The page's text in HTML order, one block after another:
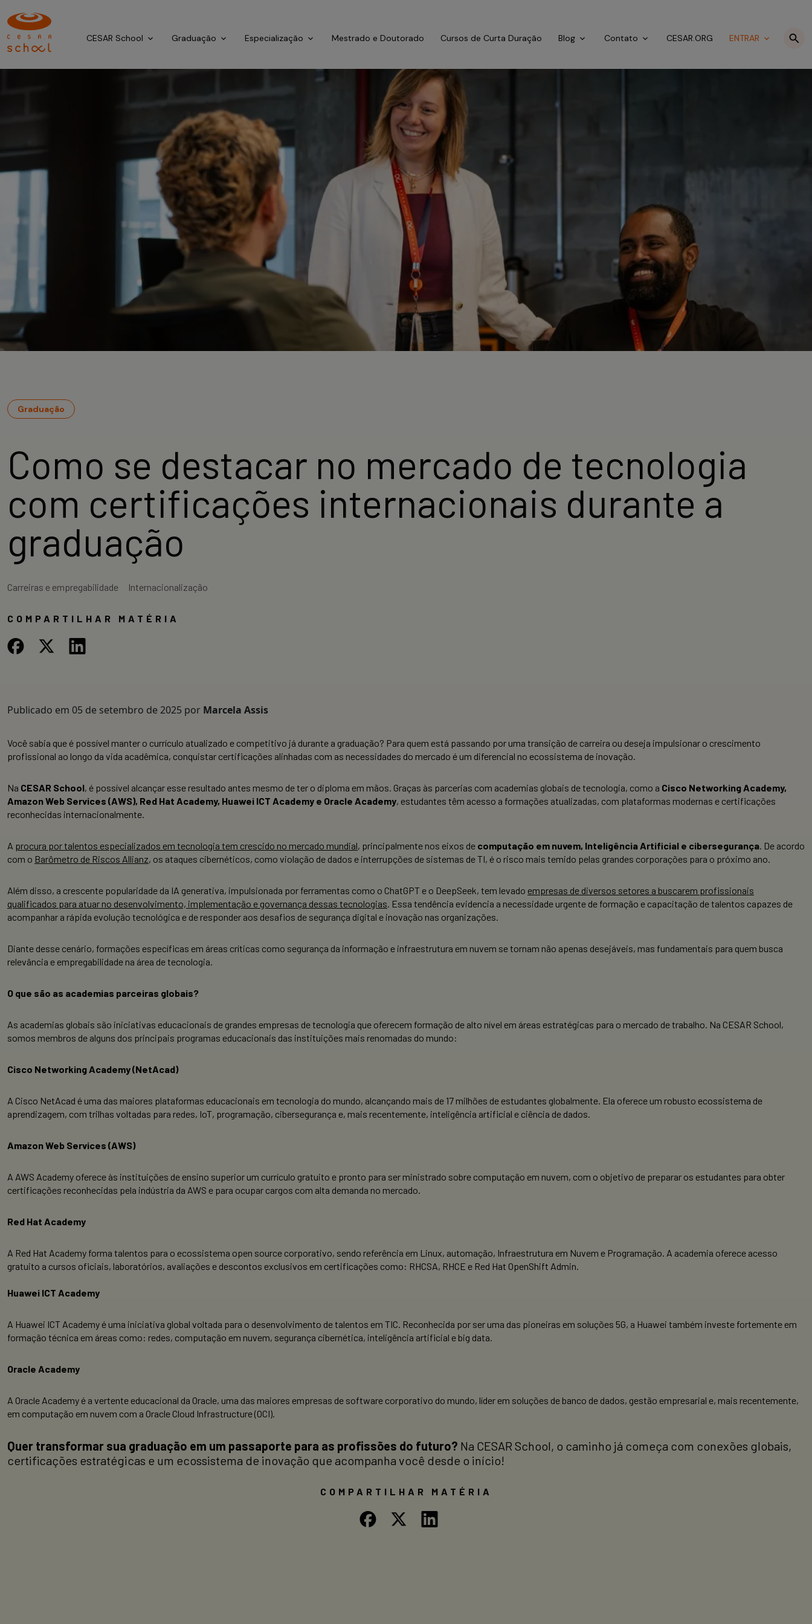
CESAR School Graduação Especialização Mestrado e Doutorado Cursos de Curta Duração Blog Contato CESAR.ORG ENTRAR
Graduação
Como se destacar no mercado de tecnologia
com certificações internacionais durante a
graduação
Carreiras e empregabilidade Internacionalização
COMPARTILHAR MATÉRIA
Publicado em 05 de setembro de 2025 por Marcela Assis
Você sabia que é possível manter o currículo atualizado e competitivo já durante a graduação? Para quem está passando por uma transição de carreira ou deseja impulsionar o crescimento
profissional ao longo da vida acadêmica, conquistar certificações alinhadas com as necessidades do mercado é um diferencial no ecossistema de inovação.
Na CESAR School, é possível alcançar esse resultado antes mesmo de ter o diploma em mãos. Graças às parcerias com academias globais de tecnologia, como a Cisco Networking Academy,
Amazon Web Services (AWS), Red Hat Academy, Huawei ICT Academy e Oracle Academy, estudantes têm acesso a formações atualizadas, com plataformas modernas e certificações
reconhecidas internacionalmente.
A procura por talentos especializados em tecnologia tem crescido no mercado mundial, principalmente nos eixos de computação em nuvem, Inteligência Artificial e cibersegurança. De acordo
com o Barômetro de Riscos Allianz, os ataques cibernéticos, como violação de dados e interrupções de sistemas de TI, é o risco mais temido pelas grandes corporações para o próximo ano.
Além disso, a crescente popularidade da IA generativa, impulsionada por ferramentas como o ChatGPT e o DeepSeek, tem levado empresas de diversos setores a buscarem profissionais
qualificados para atuar no desenvolvimento, implementação e governança dessas tecnologias. Essa tendência evidencia a necessidade urgente de formação e capacitação de talentos capazes de
acompanhar a rápida evolução tecnológica e de responder aos desafios de segurança digital e inovação nas organizações.
Diante desse cenário, formações específicas em áreas críticas como segurança da informação e infraestrutura em nuvem se tornam não apenas desejáveis, mas fundamentais para quem busca
relevância e empregabilidade na área de tecnologia.
O que são as academias parceiras globais?
As academias globais são iniciativas educacionais de grandes empresas de tecnologia que oferecem formação de alto nível em áreas estratégicas para o mercado de trabalho. Na CESAR School,
somos membros de alguns dos principais programas educacionais das instituições mais renomadas do mundo:
Cisco Networking Academy (NetAcad)
A Cisco NetAcad é uma das maiores plataformas educacionais em tecnologia do mundo, alcançando mais de 17 milhões de estudantes globalmente. Ela oferece um robusto ecossistema de
aprendizagem, com trilhas voltadas para redes, IoT, programação, cibersegurança e, mais recentemente, inteligência artificial e ciência de dados.
Amazon Web Services (AWS)
A AWS Academy oferece às instituições de ensino superior um currículo gratuito e pronto para ser ministrado sobre computação em nuvem, com o objetivo de preparar os estudantes para obter
certificações reconhecidas pela indústria da AWS e para ocupar cargos com alta demanda no mercado.
Red Hat Academy
A Red Hat Academy forma talentos para o ecossistema open source corporativo, sendo referência em Linux, automação, Infraestrutura em Nuvem e Programação. A academia oferece acesso
gratuito a cursos oficiais, laboratórios, avaliações e descontos exclusivos em certificações como: RHCSA, RHCE e Red Hat OpenShift Admin.
Huawei ICT Academy
A Huawei ICT Academy é uma iniciativa global voltada para o desenvolvimento de talentos em TIC. Reconhecida por ser uma das pioneiras em soluções 5G, a Huawei também investe fortemente em
formação técnica em áreas como: redes, computação em nuvem, segurança cibernética, inteligência artificial e big data.
Oracle Academy
A Oracle Academy é a vertente educacional da Oracle, uma das maiores empresas de software corporativo do mundo, líder em soluções de banco de dados, gestão empresarial e, mais recentemente,
em computação em nuvem com a Oracle Cloud Infrastructure (OCI).
Quer transformar sua graduação em um passaporte para as profissões do futuro? Na CESAR School, o caminho já começa com conexões globais,
certificações estratégicas e um ecossistema de inovação que acompanha você desde o início!
COMPARTILHAR MATÉRIA